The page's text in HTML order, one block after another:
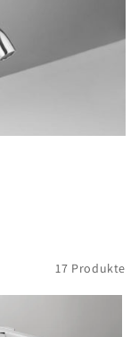
17 Produkte